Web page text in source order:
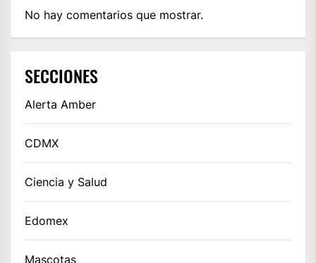
No hay comentarios que mostrar.
SECCIONES
Alerta Amber
CDMX
Ciencia y Salud
Edomex
Mascotas